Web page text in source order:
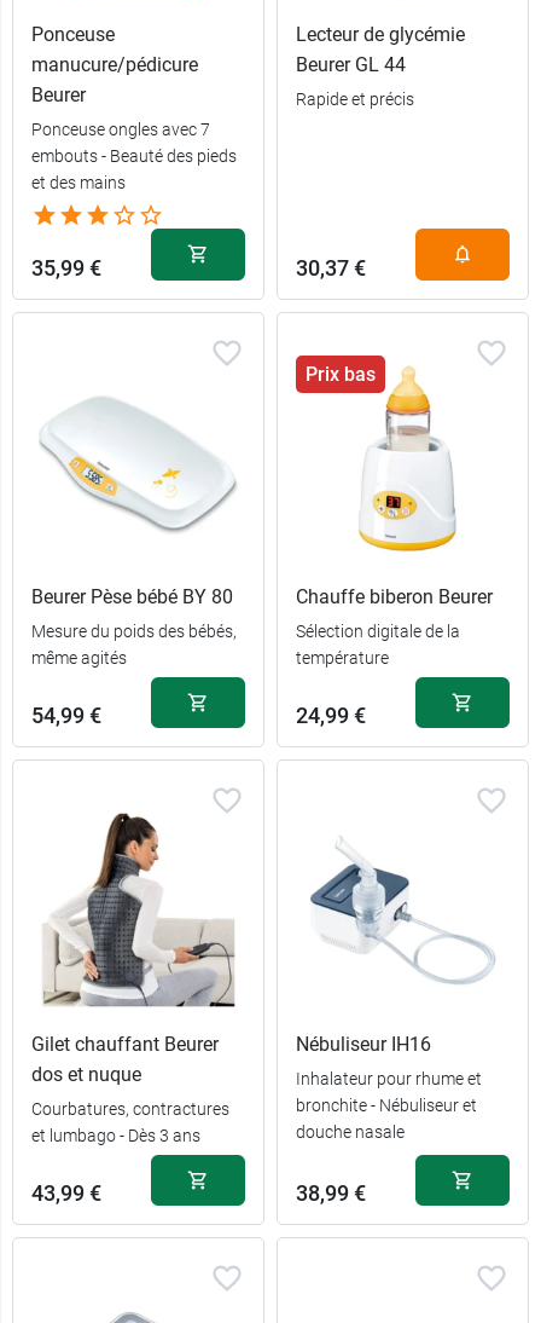
Ponceuse
manucure/pédicure
Beurer
Ponceuse ongles avec 7
embouts - Beauté des pieds
et des mains
35,99 €
Lecteur de glycémie
Beurer GL 44
Rapide et précis
30,37 €
Beurer Pèse bébé BY 80
Mesure du poids des bébés,
même agités
54,99 €
Prix bas
Chauffe biberon Beurer
Sélection digitale de la
température
24,99 €
Gilet chauffant Beurer
dos et nuque
Courbatures, contractures
et lumbago - Dès 3 ans
43,99 €
Nébuliseur IH16
Inhalateur pour rhume et
bronchite - Nébuliseur et
douche nasale
38,99 €